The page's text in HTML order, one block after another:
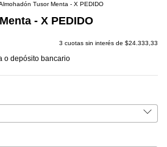
Tusor Menta - X PEDIDO
- X PEDIDO
3 cuotas sin interés de $24.333,33
o depósito bancario